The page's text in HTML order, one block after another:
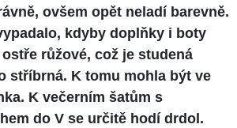
ovšem opět neladí barevně.
kdyby doplňky i boty
růžové, což je studená
stříbrná. K tomu mohla být ve
K večerním šatům s
do V se určitě hodí drdol.